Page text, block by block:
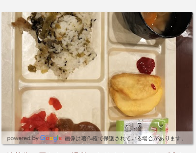
画像は著作権で保護されている場合があります。